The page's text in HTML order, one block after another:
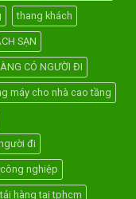
thang khách
SẠN
CÓ NGƯỜI ĐI
máy cho nhà cao tầng
đi
nghiệp
hàng tại tphcm